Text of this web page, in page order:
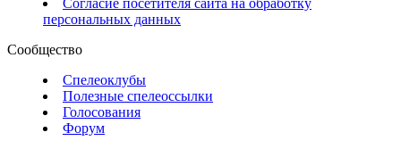
персональных данных
Сообщество
Спелеоклубы
Полезные спелеоссылки
Голосования
Форум